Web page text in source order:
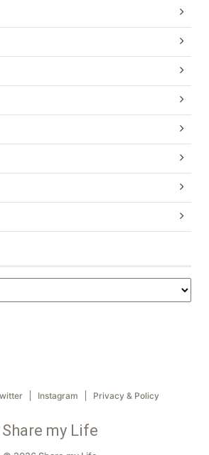
Instagram Privacy & Policy
Share my Life